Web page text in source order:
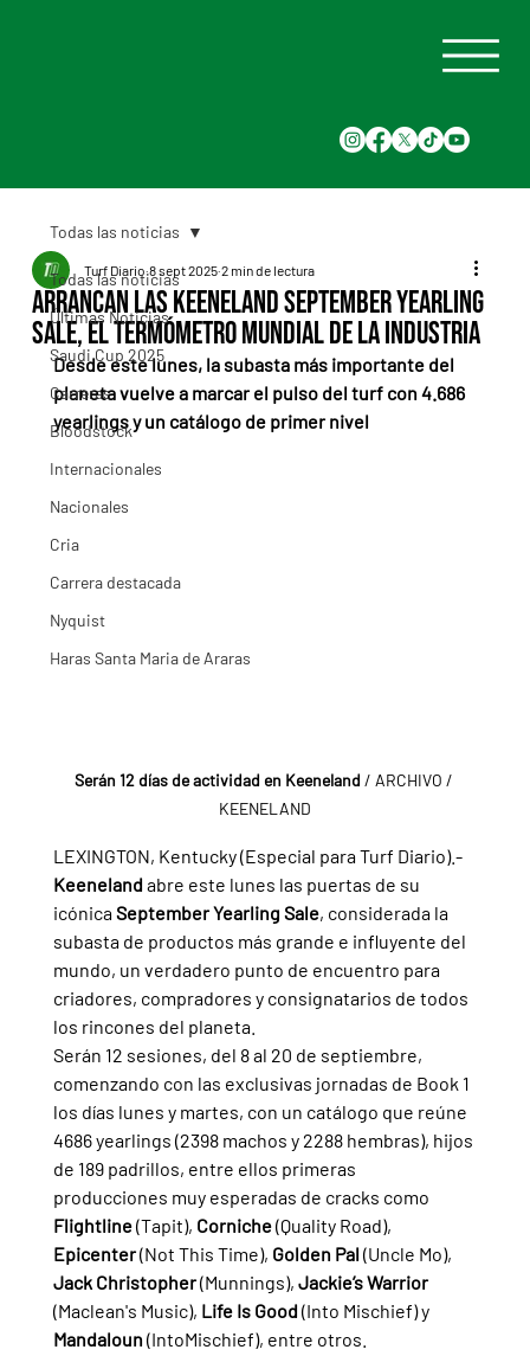
Todas las noticias
Últimas Noticias
Saudi Cup 2025
Carreras
Bloodstock
Internacionales
Nacionales
Cria
Carrera destacada
Nyquist
Haras Santa Maria de Araras
Todas las noticias
Arrancan las Keeneland September Yearling
Sale, el termómetro mundial de la industria
Turf Diario 8 sept 2025 2 min de lectura
Desde este lunes, la subasta más importante del
planeta vuelve a marcar el pulso del turf con 4.686
yearlings y un catálogo de primer nivel
Serán 12 días de actividad en Keeneland / ARCHIVO /
KEENELAND
LEXINGTON, Kentucky (Especial para Turf Diario).-
Keeneland abre este lunes las puertas de su
icónica September Yearling Sale, considerada la
subasta de productos más grande e influyente del
mundo, un verdadero punto de encuentro para
criadores, compradores y consignatarios de todos
los rincones del planeta.
Serán 12 sesiones, del 8 al 20 de septiembre,
comenzando con las exclusivas jornadas de Book 1
los días lunes y martes, con un catálogo que reúne
4686 yearlings (2398 machos y 2288 hembras), hijos
de 189 padrillos, entre ellos primeras
producciones muy esperadas de cracks como
Flightline (Tapit), Corniche (Quality Road),
Epicenter (Not This Time), Golden Pal (Uncle Mo),
Jack Christopher (Munnings), Jackie’s Warrior
(Maclean's Music), Life Is Good (Into Mischief) y
Mandaloun (IntoMischief), entre otros.